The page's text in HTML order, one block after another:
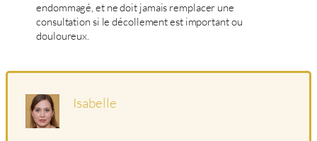
endommagé, et ne doit jamais remplacer une
consultation si le décollement est important ou
douloureux.
Isabelle